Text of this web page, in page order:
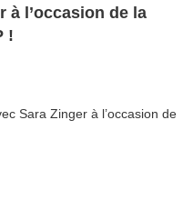
à l’occasion de la
!